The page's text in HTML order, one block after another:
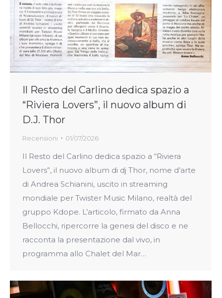
Il Resto del Carlino dedica spazio a
“Riviera Lovers”, il nuovo album di
D.J. Thor
Recensioni 01/07/2026
Il Resto del Carlino dedica spazio a “Riviera
Lovers”, il nuovo album di dj Thor, nome d’arte
di Andrea Schianini, uscito in streaming
mondiale per Twister Music Milano, realtà del
gruppo Kdope. L’articolo, firmato da Anna
Bellocchi, ripercorre la genesi del disco e ne
racconta la presentazione dal vivo, in
programma allo Chalet del Mar…